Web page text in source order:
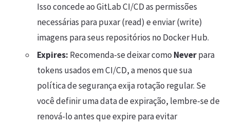
Isso concede ao GitLab CI/CD as permissões
necessárias para puxar (read) e enviar (write)
imagens para seus repositórios no Docker Hub.
Expires: Recomenda-se deixar como Neverpara
tokens usados em CI/CD, a menos que sua
política de segurança exija rotação regular. Se
você definir uma data de expiração, lembre-se de
renová-lo antes que expire para evitar